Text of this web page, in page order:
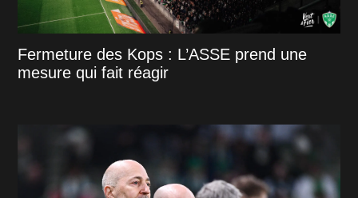
Fermeture des Kops : L’ASSE prend une
mesure qui fait réagir